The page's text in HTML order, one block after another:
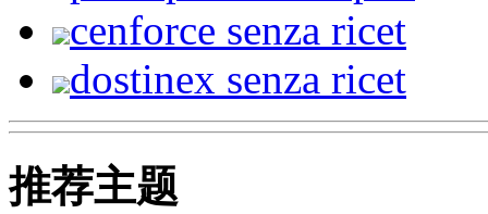
cenforce senza ricet
dostinex senza ricet
推荐主题